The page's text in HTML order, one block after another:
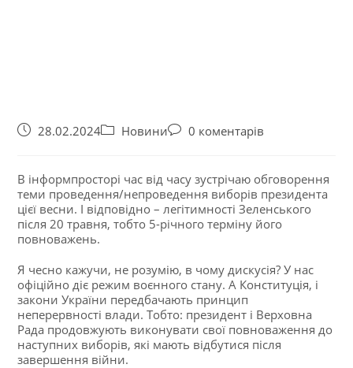
28.02.2024 Новини 0 коментарів
В інформпросторі час від часу зустрічаю обговорення
теми проведення/непроведення виборів президента
цієї весни. І відповідно – легітимності Зеленського
після 20 травня, тобто 5-річного терміну його
повноважень.
Я чесно кажучи, не розумію, в чому дискусія? У нас
офіційно діє режим воєнного стану. А Конституція, і
закони України передбачають принцип
неперервності влади. Тобто: президент і Верховна
Рада продовжують виконувати свої повноваження до
наступних виборів, які мають відбутися після
завершення війни.